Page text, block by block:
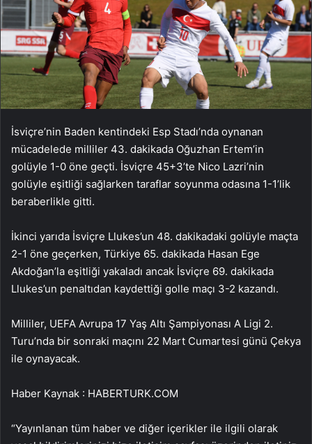
İsviçre’nin Baden kentindeki Esp Stadı’nda oynanan
mücadelede milliler 43. dakikada Oğuzhan Ertem’in
golüyle 1-0 öne geçti. İsviçre 45+3’te Nico Lazri’nin
golüyle eşitliği sağlarken taraflar soyunma odasına 1-1’lik
beraberlikle gitti.
İkinci yarıda İsviçre Llukes’un 48. dakikadaki golüyle maçta
2-1 öne geçerken, Türkiye 65. dakikada Hasan Ege
Akdoğan’la eşitliği yakaladı ancak İsviçre 69. dakikada
Llukes’un penaltıdan kaydettiği golle maçı 3-2 kazandı.
Milliler, UEFA Avrupa 17 Yaş Altı Şampiyonası A Ligi 2.
Turu’nda bir sonraki maçını 22 Mart Cumartesi günü Çekya
ile oynayacak.
Haber Kaynak : HABERTURK.COM
“Yayınlanan tüm haber ve diğer içerikler ile ilgili olarak